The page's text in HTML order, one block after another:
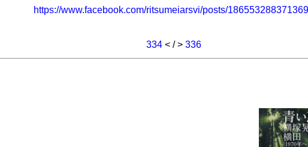
https://www.facebook.com/ritsumeiarsvi/posts/
334 < / > 336